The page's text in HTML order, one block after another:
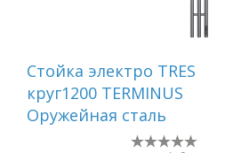
Стойка электро TRES
круг1200 TERMINUS
Оружейная сталь